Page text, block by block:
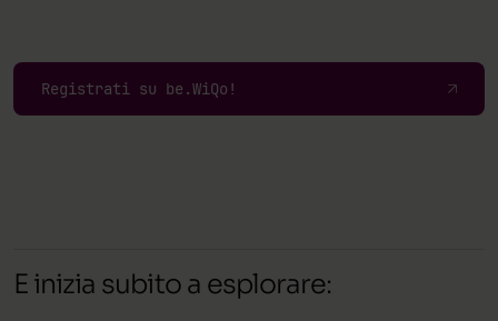
Registrati su be.WiQo!
E inizia subito a esplorare: